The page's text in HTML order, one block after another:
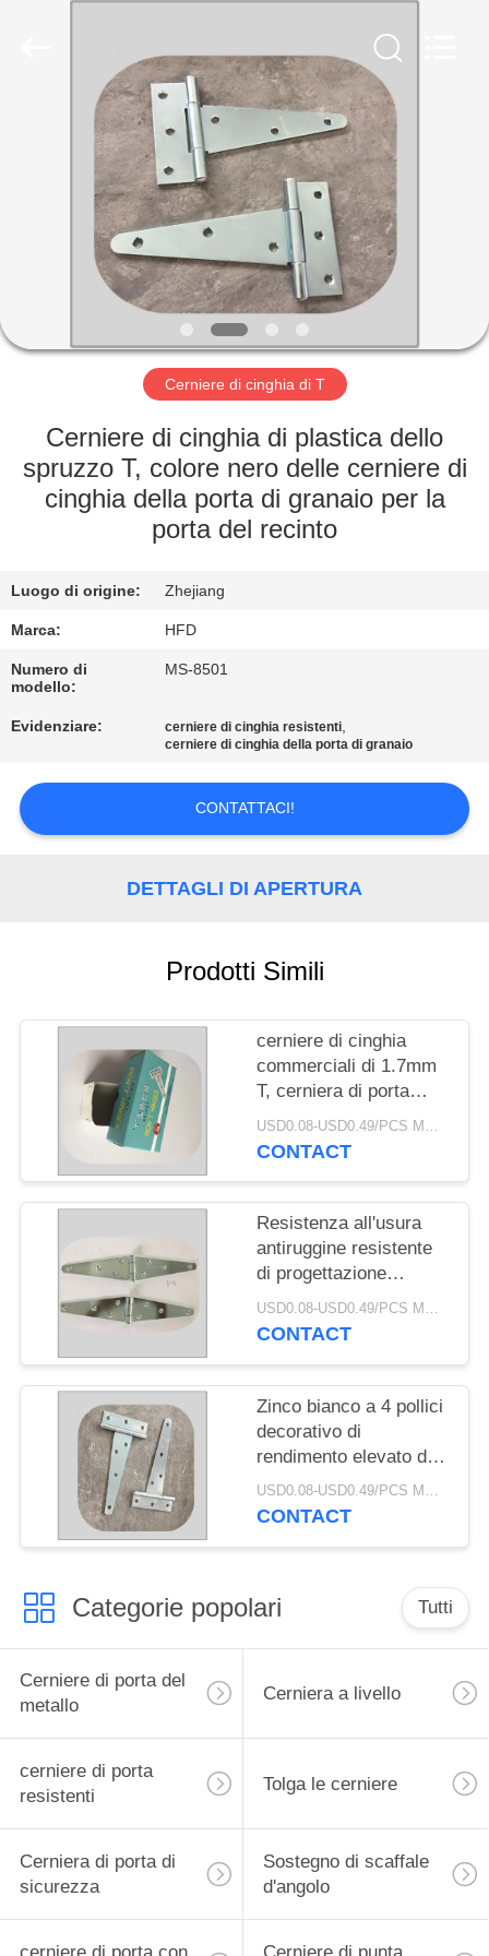
PRODOTTI
VIDEO
CIRCA
NOI
GIRO
DELLA
FABBRICA
DI
QUALITÀ
NOTIZIE
MAPPA
POLICY
Cerniere di cinghia di T
Cerniere di cinghia di plastica dello
spruzzo T, colore nero delle cerniere di
cinghia della porta di granaio per la
porta del recinto
Luogo di origine: Zhejiang
Marca: HFD
Numero di
modello:
MS-8501
Evidenziare: cerniere di cinghia resistenti,
cerniere di cinghia della porta di granaio
CONTATTACI!
DETTAGLI DI APERTURA
Prodotti Simili
cerniere di cinghia
commerciali di 1.7mm
T, cerniera di porta
ornamentale del T del
recinto delle cerniere di
USD0.08-USD0.49/PCS MOQ:bimettalico
CONTACT
Resistenza all'usura
antiruggine resistente
di progettazione
moderna delle cerniere
di cinghia di alta
USD0.08-USD0.49/PCS MOQ:bimettalico
CONTACT
Zinco bianco a 4 pollici
decorativo di
rendimento elevato di
colore di Unpolish delle
cerniere di cinghia di T
USD0.08-USD0.49/PCS MOQ:bimettalico
CONTACT
Categorie popolari Tutti
Cerniere di porta del
metallo
Cerniera a livello
cerniere di porta
resistenti
Tolga le cerniere
Cerniera di porta di
sicurezza
Sostegno di scaffale
d'angolo